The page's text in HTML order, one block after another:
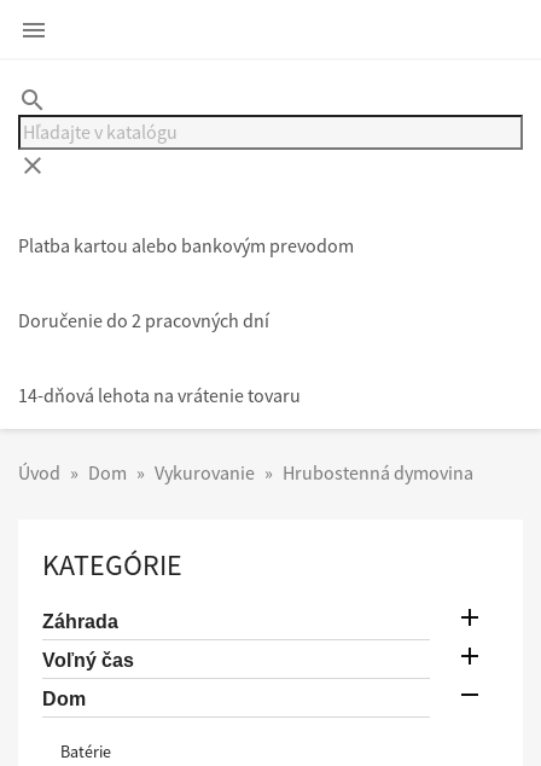

search
clear
Platba kartou alebo bankovým prevodom
Doručenie do 2 pracovných dní
14-dňová lehota na vrátenie tovaru
Úvod Dom Vykurovanie Hrubostenná dymovina
KATEGÓRIE
Záhrada 
Voľný čas 
Dom 
Batérie